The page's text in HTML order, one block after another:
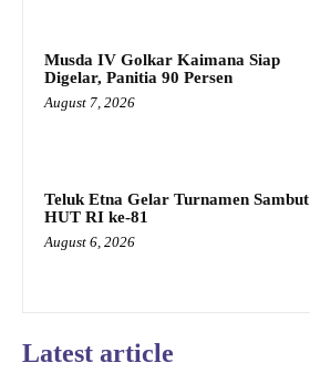
Musda IV Golkar Kaimana Siap
Digelar, Panitia 90 Persen
August 7, 2026
Teluk Etna Gelar Turnamen Sambut
HUT RI ke-81
August 6, 2026
Latest article